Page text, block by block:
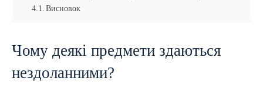
Висновок
Чому деякі предмети здаються
нездоланними?